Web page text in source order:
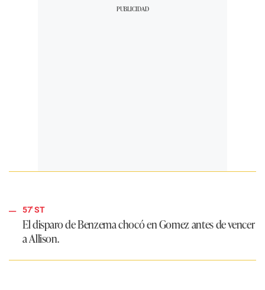
57' ST
El disparo de Benzema chocó en Gomez antes de vencer
a Allison.